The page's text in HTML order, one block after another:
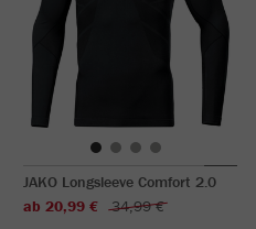
JAKO Longsleeve Comfort 2.0
ab 20,99 €
34,99 €